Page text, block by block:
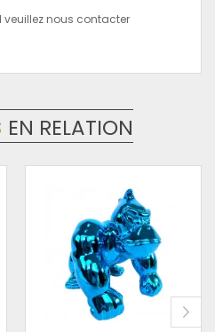
veuillez nous contacter
EN RELATION